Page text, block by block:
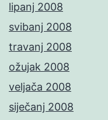
lipanj 2008
svibanj 2008
travanj 2008
ožujak 2008
veljača 2008
siječanj 2008